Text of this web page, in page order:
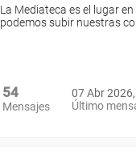
La Mediateca es el lugar en
podemos subir nuestras
54
Mensajes
07 Abr
Último